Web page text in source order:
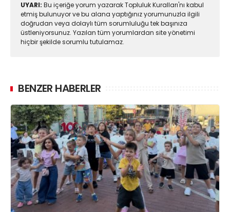
UYARI: Bu içeriğe yorum yazarak Topluluk Kuralları'nı kabul
etmiş bulunuyor ve bu alana yaptığınız yorumunuzla ilgili
doğrudan veya dolaylı tüm sorumluluğu tek başınıza
üstleniyorsunuz. Yazılan tüm yorumlardan site yönetimi
hiçbir şekilde sorumlu tutulamaz.
BENZER HABERLER